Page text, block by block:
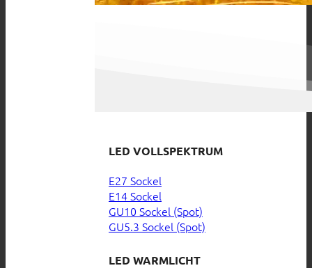
LED VOLLSPEKTRUM
E27 Sockel
E14 Sockel
GU10 Sockel (Spot)
GU5.3 Sockel (Spot)
LED WARMLICHT